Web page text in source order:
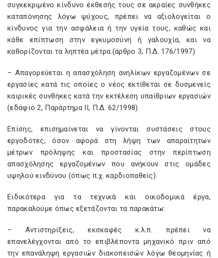
συγκεκριμένο κίνδυνο έκθεσής τους σε ακραίες συνθήκες
καταπόνησης λόγω ψύχους, πρέπει να αξιολογείται ο
κίνδυνος για την ασφάλεια ή την υγεία τους, καθώς και
κάθε επίπτωση στην εγκυμοσύνη ή γαλουχία, και να
καθορίζονται τα ληπτέα μέτρα.(άρθρο 3, Π.Δ. 176/1997)
– Απαγορεύεται η απασχόληση ανηλίκων εργαζομένων σε
εργασίες κατά τις οποίες ο νέος εκτίθεται σε δυσμενείς
καιρικές συνθήκες κατά την εκτέλεση υπαίθριων εργασιών
(εδάφιο 2, Παράρτημα ΙΙ, Π.Δ. 62/1998).
Επίσης, επισημαίνεται να γίνονται συστάσεις στους
εργοδότες, όσον αφορά στη λήψη των απαραίτητων
μέτρων πρόληψης και προστασίας στην περίπτωση
απασχόλησης εργαζομένων που ανήκουν στις ομάδες
υψηλού κινδύνου (όπως π.χ. καρδιοπαθείς).
Ειδικότερα για τα τεχνικά και οικοδομικά έργα,
παρακαλούμε όπως εξετάζονται τα παρακάτω:
– Αντιστηρίξεις, εκσκαφές κ.λ.π. πρέπει να
επανελέγχονται από το επιβλέποντα μηχανικό πριν από
την επανάληψη εργασιών διακοπεισών λόγω θεομηνίας ή